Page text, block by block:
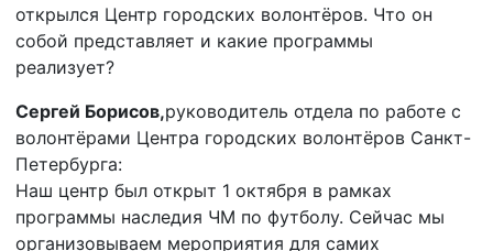
открылся Центр городских волонтёров. Что он
собой представляет и какие программы
реализует?
Сергей Борисов,руководитель отдела по работе с
волонтёрами Центра городских волонтёров Санкт-
Петербурга:
Наш центр был открыт 1 октября в рамках
программы наследия ЧМ по футболу. Сейчас мы
организовываем мероприятия для самих